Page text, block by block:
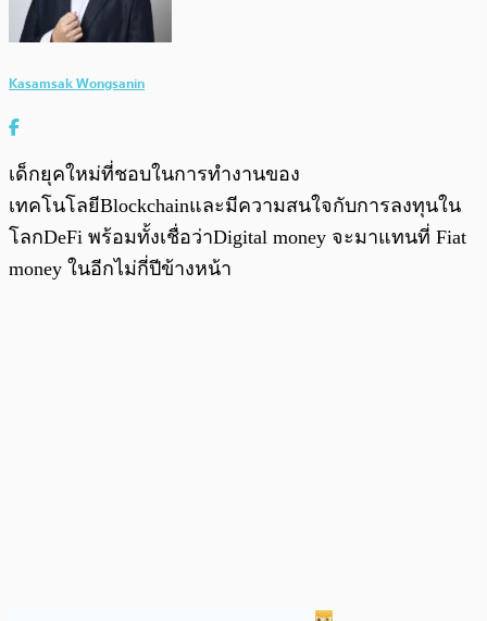
Kasamsak Wongsanin
เด็กยุคใหม่ที่ชอบในการทำงานของ
เทคโนโลยีBlockchainและมีความสนใจกับการลงทุนใน
โลกDeFi พร้อมทั้งเชื่อว่าDigital money จะมาแทนที่ Fiat
money ในอีกไม่กี่ปีข้างหน้า